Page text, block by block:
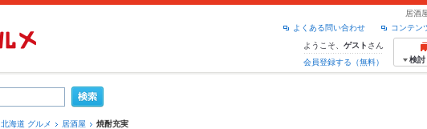
居酒
コンテン
よくある問い合わせ
ようこそ、 ゲスト さん
会員登録する（無料）
検討
北海道 グルメ 居酒屋 焼酎充実